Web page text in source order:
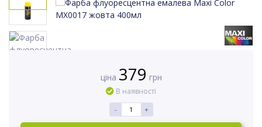
ціна 379 грн
В наявності
- +